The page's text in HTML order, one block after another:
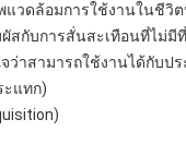
วดล้อมการใช้งานในชีวิ
สกับการสั่นสะเทือนที่ไม่
ว่าสามารถใช้งานได้กับปร
ะแทก)